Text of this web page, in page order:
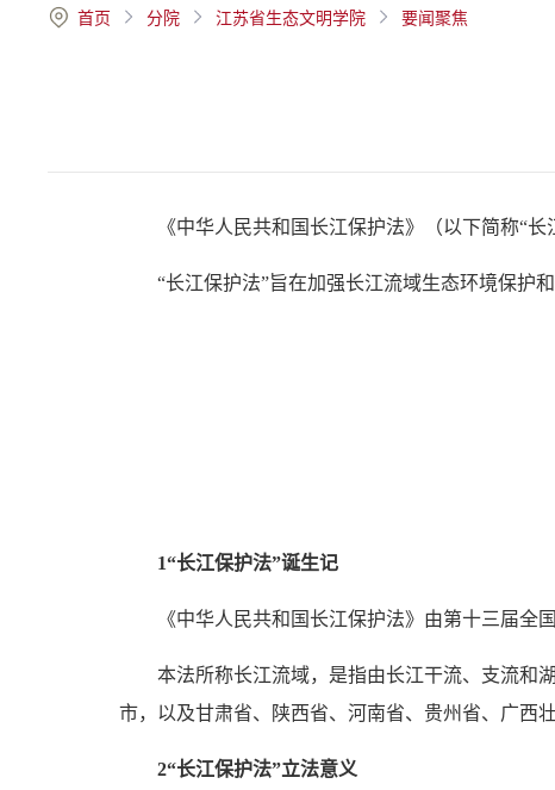
首页 分院 江苏省生态文明学院 要闻聚焦
《中华人民共和国长江保护法》（以下简称“
“长江保护法”旨在加强长江流域生态环境保护
1“长江保护法”诞生记
《中华人民共和国长江保护法》由第十三届全
本法所称长江流域，是指由长江干流、支流和
市，以及甘肃省、陕西省、河南省、贵州省、广西
2“长江保护法”立法意义